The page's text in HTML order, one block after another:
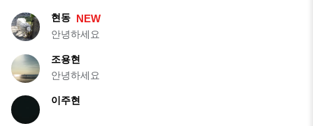
현동 NEW
안녕하세요
조용현
안녕하세요
이주현